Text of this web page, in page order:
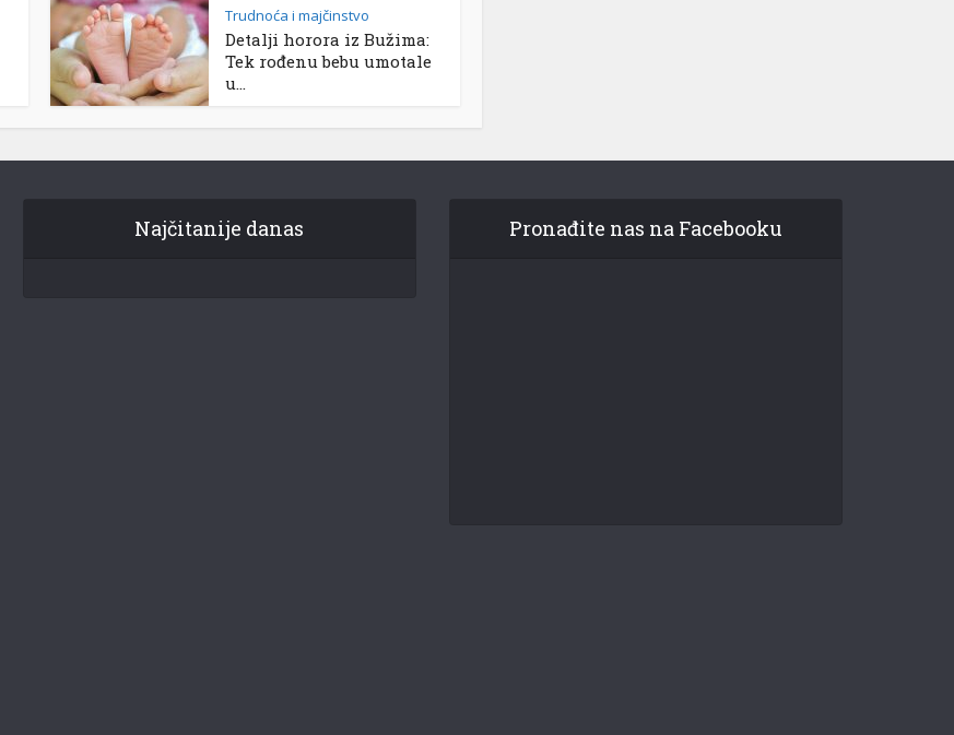
Trudnoća i majčinstvo
Detalji horora iz Bužima:
Tek rođenu bebu umotale
u...
Najčitanije danas Pronađite nas na Facebooku